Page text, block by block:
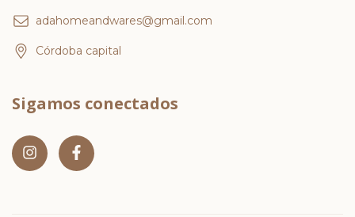
adahomeandwares@gmail.com
Córdoba capital
Sigamos conectados